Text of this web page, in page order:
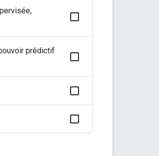
prédictif